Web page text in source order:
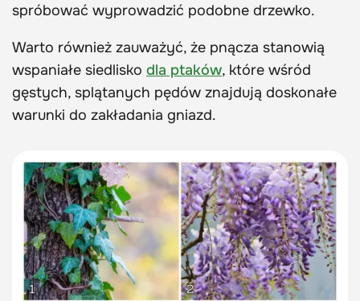
spróbować wyprowadzić podobne drzewko.
Warto również zauważyć, że pnącza stanowią
wspaniałe siedlisko dla ptaków, które wśród
gęstych, splątanych pędów znajdują doskonałe
warunki do zakładania gniazd.